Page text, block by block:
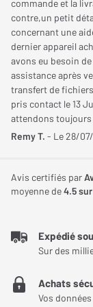
accessoires
et durable.
Une
Le support
salle de réunion,
d’accompagner
Des réglages
Afin d’obtenir
Consommation
Poids total
commande et la
contre,un petit
concernant une
dernier appareil
avons eu besoin
assistance après
transfert de
pris contact le 13
attendons
aide!!!!.
Remy T. - Le 28/
Avis certifiés par
moyenne de4.5
Expédié
Sur des
Achats
Vos